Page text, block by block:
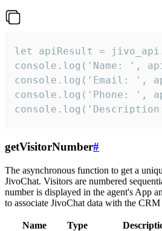
let apiResult =
console.log('Name: ',
console.log('Email: ',
console.log('Phone: ',
getVisitorNumber#
The asynchronous function to get a
JivoChat. Visitors are numbered
number is displayed in the agent's App
to associate JivoChat data with the CRM
Name Type